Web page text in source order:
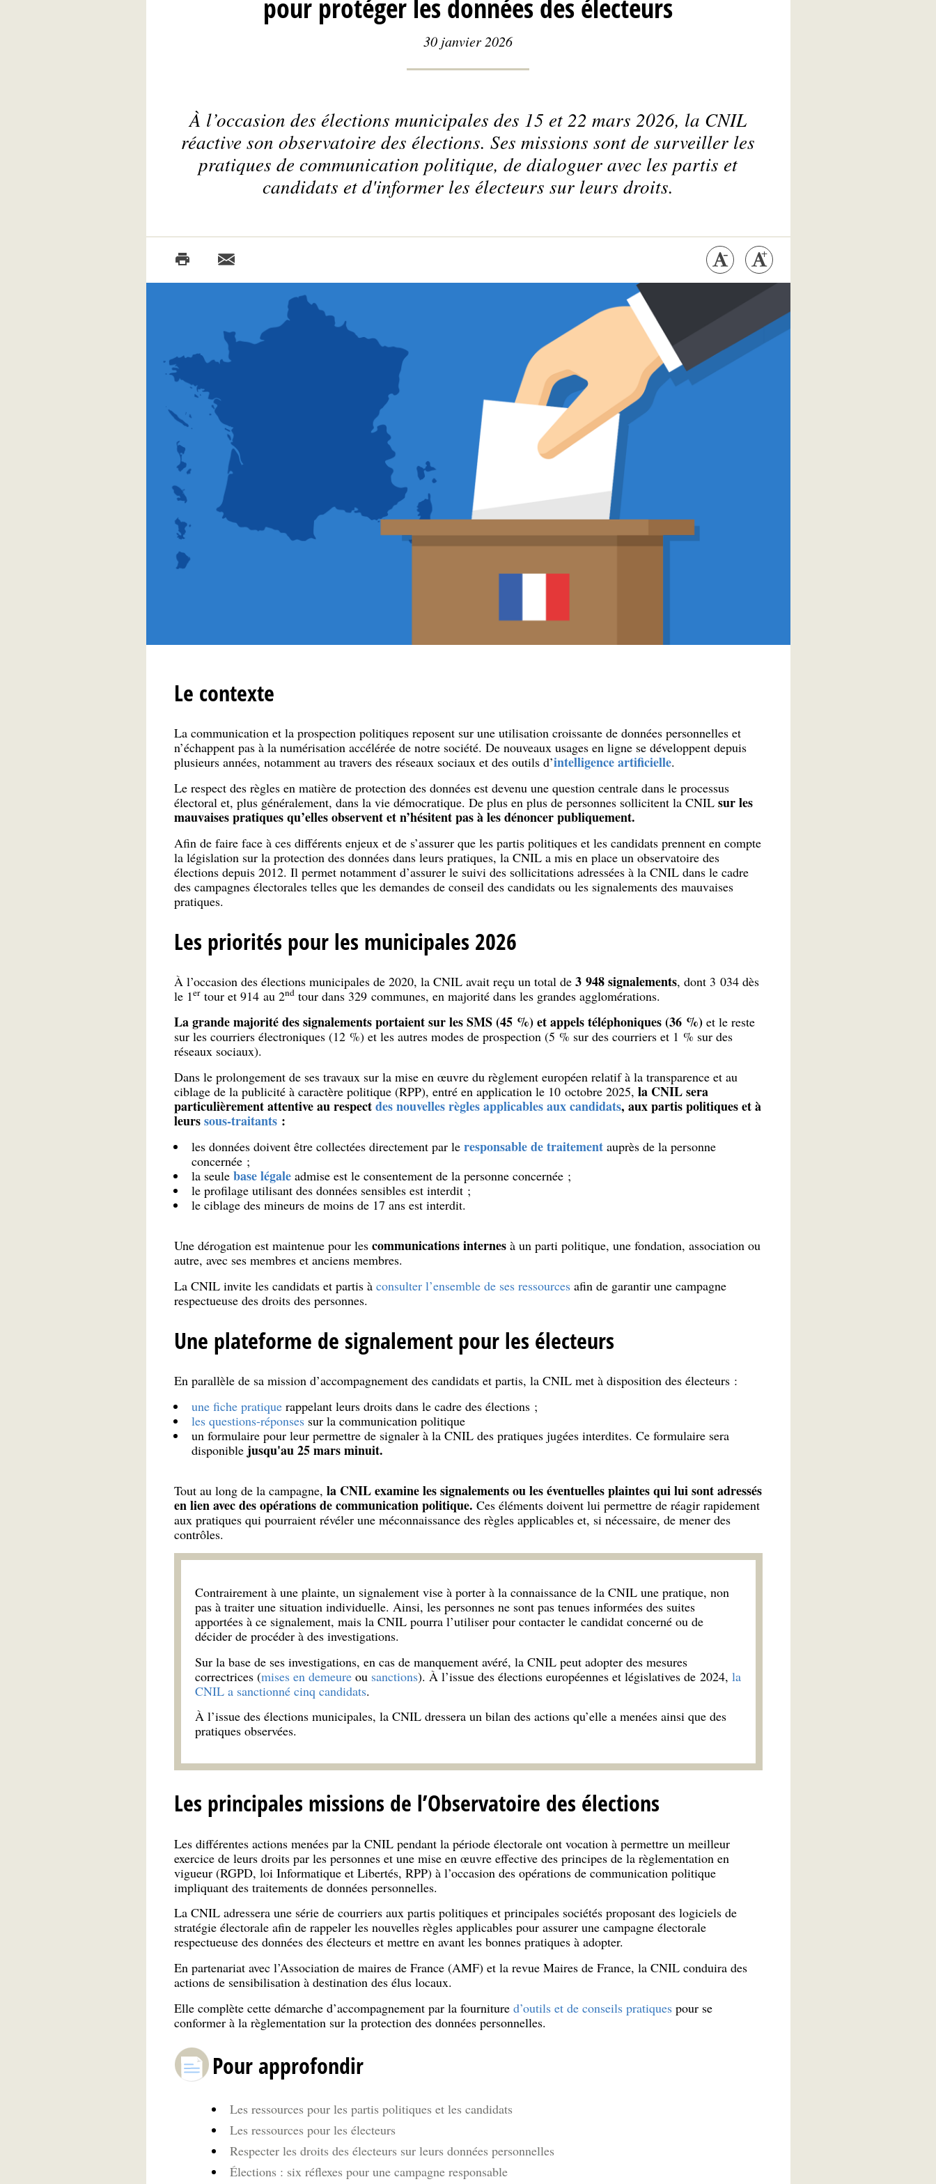
pour protéger les données des électeurs
30 janvier 2026
À l’occasion des élections municipales des 15 et 22 mars 2026, la CNIL
réactive son observatoire des élections. Ses missions sont de surveiller les
pratiques de communication politique, de dialoguer avec les partis et
candidats et d'informer les électeurs sur leurs droits.
Le contexte
La communication et la prospection politiques reposent sur une utilisation croissante de données personnelles et
n’échappent pas à la numérisation accélérée de notre société. De nouveaux usages en ligne se développent depuis
plusieurs années, notamment au travers des réseaux sociaux et des outils d’intelligence artificielle.
Le respect des règles en matière de protection des données est devenu une question centrale dans le processus
électoral et, plus généralement, dans la vie démocratique. De plus en plus de personnes sollicitent la CNIL sur les
mauvaises pratiques qu’elles observent et n’hésitent pas à les dénoncer publiquement.
Afin de faire face à ces différents enjeux et de s’assurer que les partis politiques et les candidats prennent en compte
la législation sur la protection des données dans leurs pratiques, la CNIL a mis en place un observatoire des
élections depuis 2012. Il permet notamment d’assurer le suivi des sollicitations adressées à la CNIL dans le cadre
des campagnes électorales telles que les demandes de conseil des candidats ou les signalements des mauvaises
pratiques.
Les priorités pour les municipales 2026
À l’occasion des élections municipales de 2020, la CNIL avait reçu un total de 3 948 signalements, dont 3 034 dès
le 1ertour et 914 au 2ndtour dans 329 communes, en majorité dans les grandes agglomérations.
La grande majorité des signalements portaient sur les SMS (45 %) et appels téléphoniques (36 %) et le reste
sur les courriers électroniques (12 %) et les autres modes de prospection (5 % sur des courriers et 1 % sur des
réseaux sociaux).
Dans le prolongement de ses travaux sur la mise en œuvre du règlement européen relatif à la transparence et au
ciblage de la publicité à caractère politique (RPP), entré en application le 10 octobre 2025, la CNIL sera
particulièrement attentive au respectdes nouvelles règles applicables aux candidats, aux partis politiques et à
leurssous-traitants:
les données doivent être collectées directement par le responsable de traitementauprès de la personne
concernée ;
la seule base légaleadmise est le consentement de la personne concernée ;
le profilage utilisant des données sensibles est interdit ;
le ciblage des mineurs de moins de 17 ans est interdit.
Une dérogation est maintenue pour les communications internesà un parti politique, une fondation, association ou
autre, avec ses membres et anciens membres.
La CNIL invite les candidats et partis à consulter l’ensemble de ses ressourcesafin de garantir une campagne
respectueuse des droits des personnes.
Une plateforme de signalement pour les électeurs
En parallèle de sa mission d’accompagnement des candidats et partis, la CNIL met à disposition des électeurs :
une fiche pratiquerappelant leurs droits dans le cadre des élections ;
les questions-réponsessur la communication politique
un formulaire pour leur permettre de signaler à la CNIL des pratiques jugées interdites. Ce formulaire sera
disponiblejusqu'au 25 mars minuit.
Tout au long de la campagne, la CNIL examine les signalements ou les éventuelles plaintes qui lui sont adressés
en lien avec des opérations de communication politique. Ces éléments doivent lui permettre de réagir rapidement
aux pratiques qui pourraient révéler une méconnaissance des règles applicables et, si nécessaire, de mener des
contrôles.
Contrairement à une plainte, un signalement vise à porter à la connaissance de la CNIL une pratique, non
pas à traiter une situation individuelle. Ainsi, les personnes ne sont pas tenues informées des suites
apportées à ce signalement, mais la CNIL pourra l’utiliser pour contacter le candidat concerné ou de
décider de procéder à des investigations.
Sur la base de ses investigations, en cas de manquement avéré, la CNIL peut adopter des mesures
correctrices (mises en demeureou sanctions). À l’issue des élections européennes et législatives de 2024, la
CNIL a sanctionné cinq candidats.
À l’issue des élections municipales, la CNIL dressera un bilan des actions qu’elle a menées ainsi que des
pratiques observées.
Les principales missions de l’Observatoire des élections
Les différentes actions menées par la CNIL pendant la période électorale ont vocation à permettre un meilleur
exercice de leurs droits par les personnes et une mise en œuvre effective des principes de la règlementation en
vigueur (RGPD, loi Informatique et Libertés, RPP) à l’occasion des opérations de communication politique
impliquant des traitements de données personnelles.
La CNIL adressera une série de courriers aux partis politiques et principales sociétés proposant des logiciels de
stratégie électorale afin de rappeler les nouvelles règles applicables pour assurer une campagne électorale
respectueuse des données des électeurs et mettre en avant les bonnes pratiques à adopter.
En partenariat avec l’Association de maires de France (AMF) et la revue Maires de France, la CNIL conduira des
actions de sensibilisation à destination des élus locaux.
Elle complète cette démarche d’accompagnement par la fourniture d’outils et de conseils pratiquespour se
conformer à la règlementation sur la protection des données personnelles.
Pour approfondir
Les ressources pour les partis politiques et les candidats
Les ressources pour les électeurs
Respecter les droits des électeurs sur leurs données personnelles
Élections : six réflexes pour une campagne responsable